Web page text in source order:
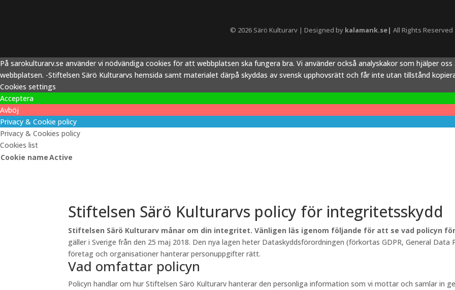
© 2026 Särö Kulturarv | Designed by kalamank.se| All Rights Reserved
På sarokulturarv.se använder vi nödvändiga cookies för att webbplatsen ska fungera bra. Vi använder också analyskakor som hjälper
webbplatsen. -Stiftelsen Särö Kulturarvs hemsida samt materialet därpå skyddas av svensk upphovsrätt och får inte utan tillstånd
Cookies settings
Acceptera
Avböj
Privacy & Cookie policy
Privacy & Cookies policy
Cookies list
Cookie nameActive
Stiftelsen Särö Kulturarvs policy för integritetsskydd
Stiftelsen Särö Kulturarv månar om din integritet. Vänligen läs igenom följande för att se vad policyn
gäller i Sverige från den 25 maj 2018. Den nya lagen heter Dataskyddsförordningen (förkortas GDPR, General
företag och organisationer hanterar personuppgifter rätt.
Vad omfattar policyn
Policyn handlar om hur Stiftelsen Särö Kulturarv hanterar den personliga information som vi mottar och samlar in